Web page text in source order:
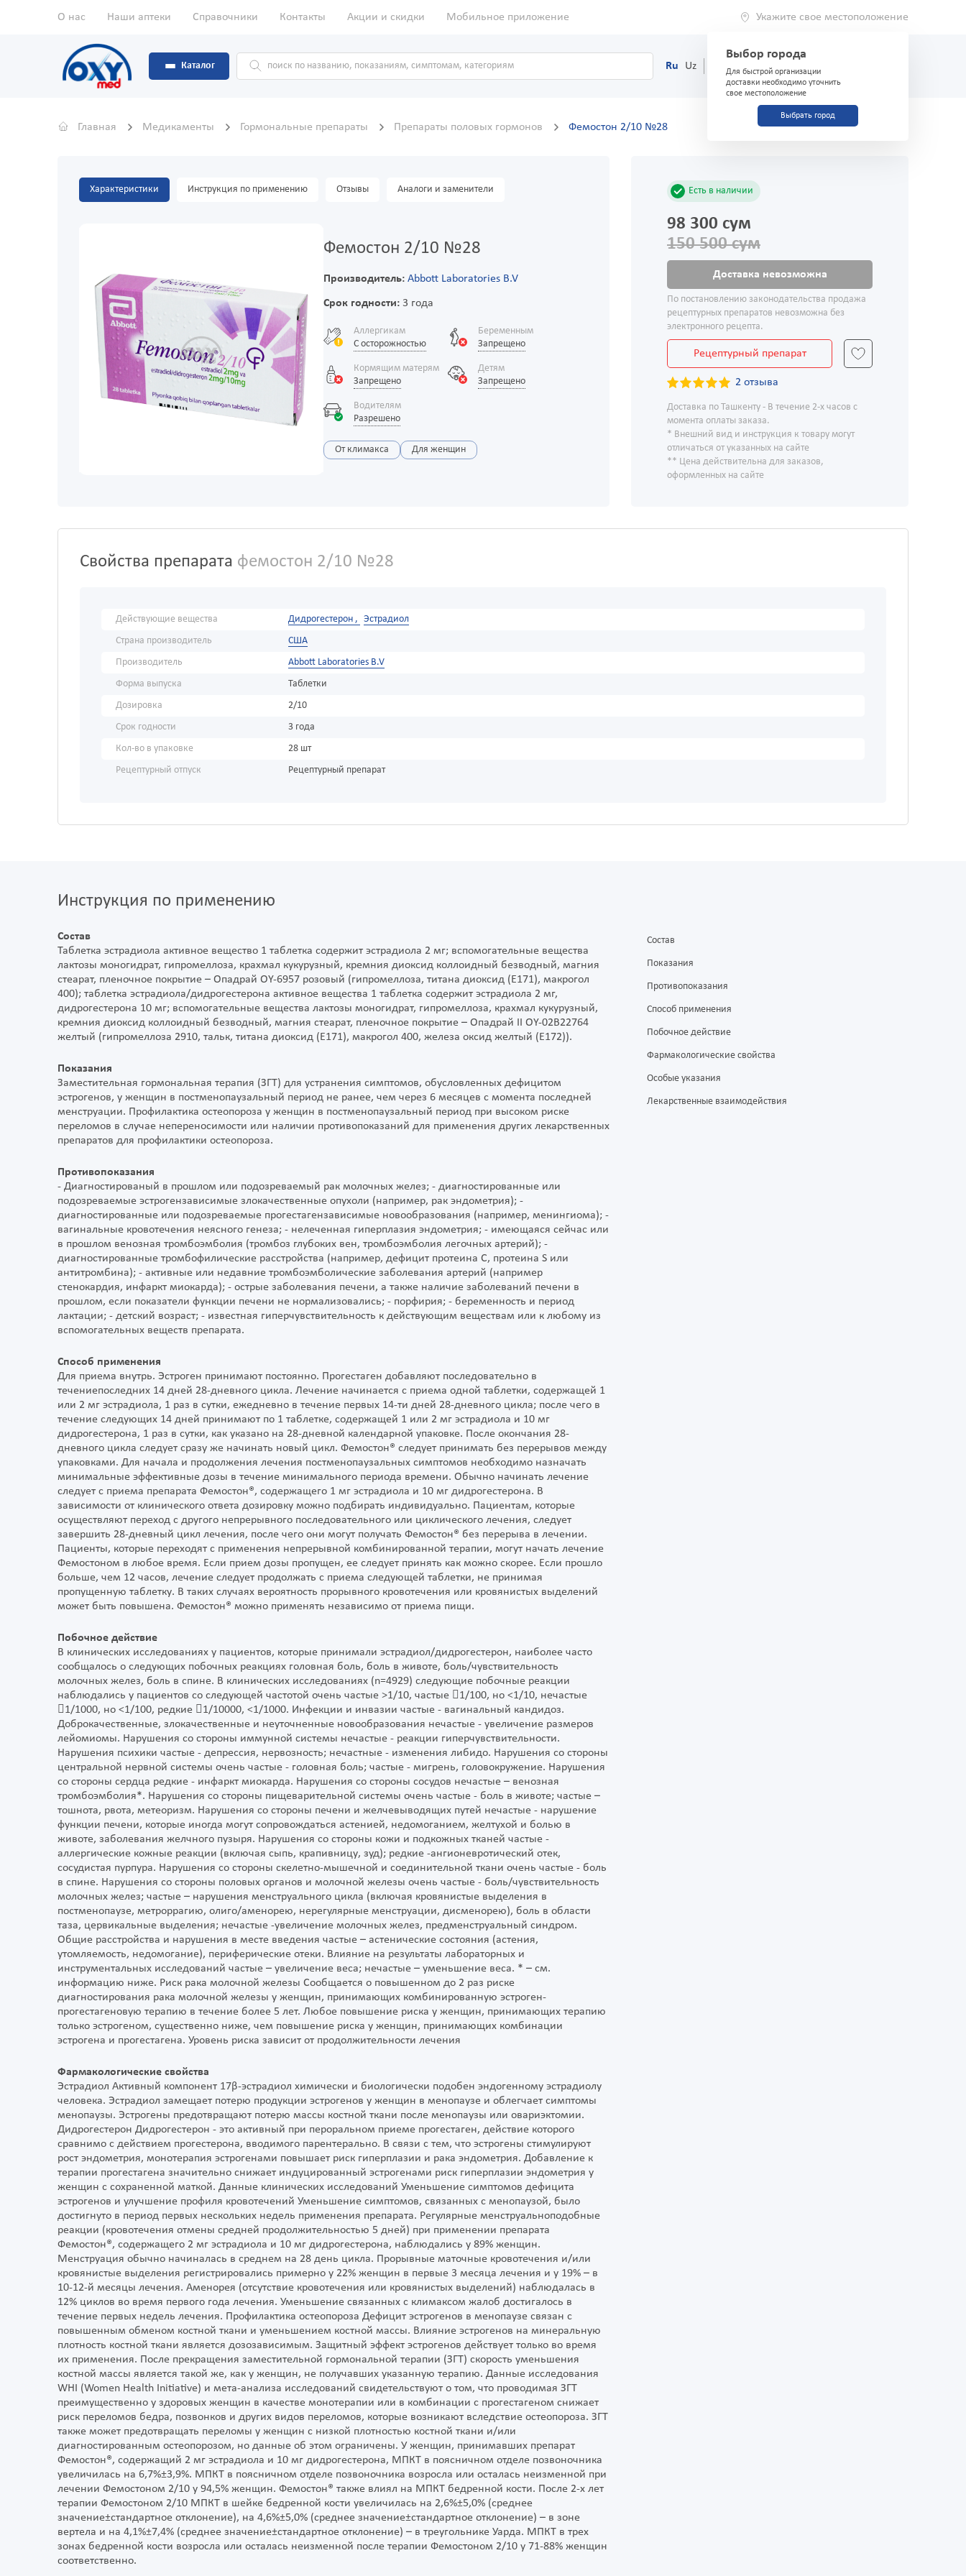
О нас Наши аптеки Справочники Контакты Акции и скидки Мобильное приложение Укажите свое местоположение
Выбор города
Для быстрой организации
доставки необходимо уточнить
свое местоположение
Выбрать город
Каталог Ru Uz (71) 200-03-03
Главная Медикаменты Гормональные препараты Препараты половых гормонов Фемостон 2/10 №28
Характеристики Инструкция по применению Отзывы Аналоги и заменители
Фемостон 2/10 №28
Производитель: Abbott Laboratories B.V
Срок годности:3 года
Аллергикам
С осторожностью
Беременным
Запрещено
Кормящим матерям
Запрещено
Детям
Запрещено
Водителям
Разрешено
От климакса Для женщин
Есть в наличии
98 300 сум
150 500 сум
Доставка невозможна
По постановлению законодательства продажа
рецептурных препаратов невозможна без
электронного рецепта.
Рецептурный препарат
2 отзыва
Доставка по Ташкенту - В течение 2-х часов с
момента оплаты заказа.
* Внешний вид и инструкция к товару могут
отличаться от указанных на сайте
** Цена действительна для заказов,
оформленных на сайте
Свойства препарата фемостон 2/10 №28
Действующие вещества Дидрогестерон , Эстрадиол
Страна производитель
США
Производитель
Abbott Laboratories B.V
Форма выпуска
Таблетки
Дозировка
2/10
Срок годности
3 года
Кол-во в упаковке
28 шт
Рецептурный отпуск
Рецептурный препарат
Инструкция по применению
Состав
Таблетка эстрадиола активное вещество 1 таблетка содержит эстрадиола 2 мг; вспомогательные вещества
лактозы моногидрат, гипромеллоза, крахмал кукурузный, кремния диоксид коллоидный безводный, магния
стеарат, пленочное покрытие – Опадрай OY-6957 розовый (гипромеллоза, титана диоксид (E171), макрогол
400); таблетка эстрадиола/дидрогестерона активное вещества 1 таблетка содержит эстрадиола 2 мг,
дидрогестерона 10 мг; вспомогательные вещества лактозы моногидрат, гипромеллоза, крахмал кукурузный,
кремния диоксид коллоидный безводный, магния стеарат, пленочное покрытие – Опадрай II OY-02B22764
желтый (гипромеллоза 2910, тальк, титана диоксид (Е171), макрогол 400, железа оксид желтый (Е172)).
Показания
Заместительная гормональная терапия (ЗГТ) для устранения симптомов, обусловленных дефицитом
эстрогенов, у женщин в постменопаузальный период не ранее, чем через 6 месяцев с момента последней
менструации. Профилактика остеопороза у женщин в постменопаузальный период при высоком риске
переломов в случае непереносимости или наличии противопоказаний для применения других лекарственных
препаратов для профилактики остеопороза.
Противопоказания
- Диагностированый в прошлом или подозреваемый рак молочных желез; - диагностированные или
подозреваемые эстрогензависимые злокачественные опухоли (например, рак эндометрия); -
диагностированные или подозреваемые прогестагензависимые новообразования (например, менингиома); -
вагинальные кровотечения неясного генеза; - нелеченная гиперплазия эндометрия; - имеющаяся сейчас или
в прошлом венозная тромбоэмболия (тромбоз глубоких вен, тромбоэмболия легочных артерий); -
диагностированные тромбофилические расстройства (например, дефицит протеина С, протеина S или
антитромбина); - активные или недавние тромбоэмболические заболевания артерий (например
стенокардия, инфаркт миокарда); - острые заболевания печени, а также наличие заболеваний печени в
прошлом, если показатели функции печени не нормализовались; - порфирия; - беременность и период
лактации; - детский возраст; - известная гиперчувствительность к действующим веществам или к любому из
вспомогательных веществ препарата.
Способ применения
Для приема внутрь. Эстроген принимают постоянно. Прогестаген добавляют последовательно в
течениепоследних 14 дней 28-дневного цикла. Лечение начинается с приема одной таблетки, содержащей 1
или 2 мг эстрадиола, 1 раз в сутки, ежедневно в течение первых 14-ти дней 28-дневного цикла; после чего в
течение следующих 14 дней принимают по 1 таблетке, содержащей 1 или 2 мг эстрадиола и 10 мг
дидрогестерона, 1 раз в сутки, как указано на 28-дневной календарной упаковке. После окончания 28-
дневного цикла следует сразу же начинать новый цикл. Фемостон® следует принимать без перерывов между
упаковками. Для начала и продолжения лечения постменопаузальных симптомов необходимо назначать
минимальные эффективные дозы в течение минимального периода времени. Обычно начинать лечение
следует с приема препарата Фемостон®, содержащего 1 мг эстрадиола и 10 мг дидрогестерона. В
зависимости от клинического ответа дозировку можно подбирать индивидуально. Пациентам, которые
осуществляют переход с другого непрерывного последовательного или циклического лечения, следует
завершить 28-дневный цикл лечения, после чего они могут получать Фемостон® без перерыва в лечении.
Пациенты, которые переходят с применения непрерывной комбинированной терапии, могут начать лечение
Фемостоном в любое время. Если прием дозы пропущен, ее следует принять как можно скорее. Если прошло
больше, чем 12 часов, лечение следует продолжать с приема следующей таблетки, не принимая
пропущенную таблетку. В таких случаях вероятность прорывного кровотечения или кровянистых выделений
может быть повышена. Фемостон® можно применять независимо от приема пищи.
Побочное действие
В клинических исследованиях у пациентов, которые принимали эстрадиол/дидрогестерон, наиболее часто
сообщалось о следующих побочных реакциях головная боль, боль в животе, боль/чувствительность
молочных желез, боль в спине. В клинических исследованиях (n=4929) следующие побочные реакции
наблюдались у пациентов со следующей частотой очень частые >1/10, частые 1/100, но <1/10, нечастые
1/1000, но <1/100, редкие 1/10000, <1/1000. Инфекции и инвазии частые - вагинальный кандидоз.
Доброкачественные, злокачественные и неуточненные новообразования нечастые - увеличение размеров
лейомиомы. Нарушения со стороны иммунной системы нечастые - реакции гиперчувствительности.
Нарушения психики частые - депрессия, нервозность; нечастные - изменения либидо. Нарушения со стороны
центральной нервной системы очень частые - головная боль; частые - мигрень, головокружение. Нарушения
со стороны сердца редкие - инфаркт миокарда. Нарушения со стороны сосудов нечастые – венозная
тромбоэмболия*. Нарушения со стороны пищеварительной системы очень частые - боль в животе; частые –
тошнота, рвота, метеоризм. Нарушения со стороны печени и желчевыводящих путей нечастые - нарушение
функции печени, которые иногда могут сопровождаться астенией, недомоганием, желтухой и болью в
животе, заболевания желчного пузыря. Нарушения со стороны кожи и подкожных тканей частые -
аллергические кожные реакции (включая сыпь, крапивницу, зуд); редкие -ангионевротический отек,
сосудистая пурпура. Нарушения со стороны скелетно-мышечной и соединительной ткани очень частые - боль
в спине. Нарушения со стороны половых органов и молочной железы очень частые - боль/чувствительность
молочных желез; частые – нарушения менструального цикла (включая кровянистые выделения в
постменопаузе, метроррагию, олиго/аменорею, нерегулярные менструации, дисменорею), боль в области
таза, цервикальные выделения; нечастые -увеличение молочных желез, предменструальный синдром.
Общие расстройства и нарушения в месте введения частые – астенические состояния (астения,
утомляемость, недомогание), периферические отеки. Влияние на результаты лабораторных и
инструментальных исследований частые – увеличение веса; нечастые – уменьшение веса. * – см.
информацию ниже. Риск рака молочной железы Сообщается о повышенном до 2 раз риске
диагностирования рака молочной железы у женщин, принимающих комбинированную эстроген-
прогестагеновую терапию в течение более 5 лет. Любое повышение риска у женщин, принимающих терапию
только эстрогеном, существенно ниже, чем повышение риска у женщин, принимающих комбинации
эстрогена и прогестагена. Уровень риска зависит от продолжительности лечения
Фармакологические свойства
Эстрадиол Активный компонент 17β-эстрадиол химически и биологически подобен эндогенному эстрадиолу
человека. Эстрадиол замещает потерю продукции эстрогенов у женщин в менопаузе и облегчает симптомы
менопаузы. Эстрогены предотвращают потерю массы костной ткани после менопаузы или овариэктомии.
Дидрогестерон Дидрогестерон - это активный при пероральном приеме прогестаген, действие которого
сравнимо с действием прогестерона, вводимого парентерально. В связи с тем, что эстрогены стимулируют
рост эндометрия, монотерапия эстрогенами повышает риск гиперплазии и рака эндометрия. Добавление к
терапии прогестагена значительно снижает индуцированный эстрогенами риск гиперплазии эндометрия у
женщин с сохраненной маткой. Данные клинических исследований Уменьшение симптомов дефицита
эстрогенов и улучшение профиля кровотечений Уменьшение симптомов, связанных с менопаузой, было
достигнуто в период первых нескольких недель применения препарата. Регулярные менструальноподобные
реакции (кровотечения отмены средней продолжительностью 5 дней) при применении препарата
Фемостон®, содержащего 2 мг эстрадиола и 10 мг дидрогестерона, наблюдались у 89% женщин.
Менструация обычно начиналась в среднем на 28 день цикла. Прорывные маточные кровотечения и/или
кровянистые выделения регистрировались примерно у 22% женщин в первые 3 месяца лечения и у 19% – в
10-12-й месяцы лечения. Аменорея (отсутствие кровотечения или кровянистых выделений) наблюдалась в
12% циклов во время первого года лечения. Уменьшение связанных с климаксом жалоб достигалось в
течение первых недель лечения. Профилактика остеопороза Дефицит эстрогенов в менопаузе связан с
повышенным обменом костной ткани и уменьшением костной массы. Влияние эстрогенов на минеральную
плотность костной ткани является дозозависимым. Защитный эффект эстрогенов действует только во время
их применения. После прекращения заместительной гормональной терапии (ЗГТ) скорость уменьшения
костной массы является такой же, как у женщин, не получавших указанную терапию. Данные исследования
WHI (Women Health Initiative) и мета-анализа исследований свидетельствуют о том, что проводимая ЗГТ
преимущественно у здоровых женщин в качестве монотерапии или в комбинации с прогестагеном снижает
риск переломов бедра, позвонков и других видов переломов, которые возникают вследствие остеопороза. ЗГТ
также может предотвращать переломы у женщин с низкой плотностью костной ткани и/или
диагностированным остеопорозом, но данные об этом ограничены. У женщин, принимавших препарат
Фемостон®, содержащий 2 мг эстрадиола и 10 мг дидрогестерона, МПКТ в поясничном отделе позвоночника
увеличилась на 6,7%±3,9%. МПКТ в поясничном отделе позвоночника возросла или осталась неизменной при
лечении Фемостоном 2/10 у 94,5% женщин. Фемостон® также влиял на МПКТ бедренной кости. После 2-х лет
терапии Фемостоном 2/10 МПКТ в шейке бедренной кости увеличилась на 2,6%±5,0% (среднее
значение±стандартное отклонение), на 4,6%±5,0% (среднее значение±стандартное отклонение) – в зоне
вертела и на 4,1%±7,4% (среднее значение±стандартное отклонение) – в треугольнике Уарда. МПКТ в трех
зонах бедренной кости возросла или осталась неизменной после терапии Фемостоном 2/10 у 71-88% женщин
соответственно.
Состав
Показания
Противопоказания
Способ применения
Побочное действие
Фармакологические свойства
Особые указания
Лекарственные взаимодействия